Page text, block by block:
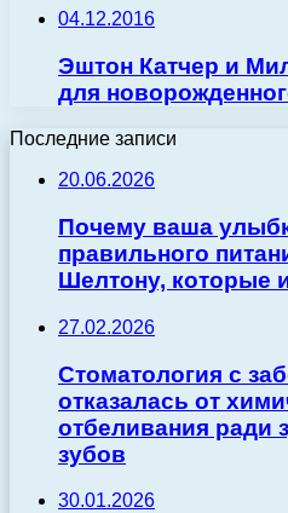
04.12.2016
Эштон Катчер и
для
Последние записи
20.06.2026
Почему ваша
правильного
Шелтону, которые
27.02.2026
Стоматология с
отказалась от
отбеливания ради
зубов
30.01.2026